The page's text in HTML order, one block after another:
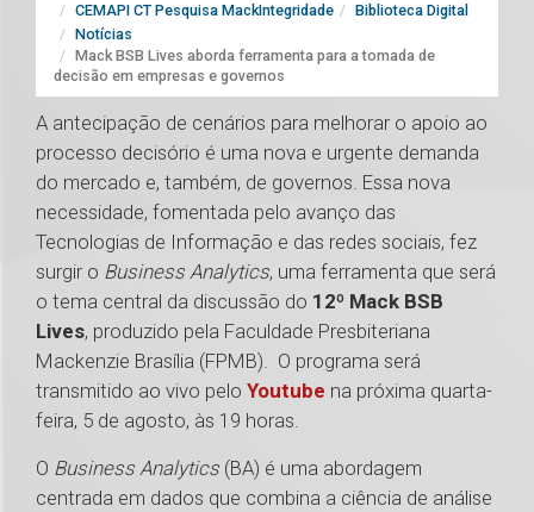
CEMAPI CT Pesquisa MackIntegridade
Biblioteca Digital
Notícias
Mack BSB Lives aborda ferramenta para a tomada de
decisão em empresas e governos
A antecipação de cenários para melhorar o apoio ao
processo decisório é uma nova e urgente demanda
do mercado e, também, de governos. Essa nova
necessidade, fomentada pelo avanço das
Tecnologias de Informação e das redes sociais, fez
surgir o Business Analytics, uma ferramenta que será
o tema central da discussão do 12º Mack BSB
Lives, produzido pela Faculdade Presbiteriana
Mackenzie Brasília (FPMB). O programa será
transmitido ao vivo pelo Youtube na próxima quarta-
feira, 5 de agosto, às 19 horas.
O Business Analytics (BA) é uma abordagem
centrada em dados que combina a ciência de análise